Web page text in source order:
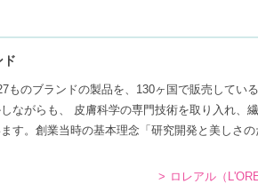
ド
ものブランドの製品を、130ヶ国で販売してい
ながらも、 皮膚科学の専門技術を取り入れ、
す。創業当時の基本理念「研究開発と美しさ
ロレアル（